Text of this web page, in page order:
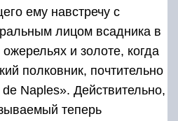
ему навстречу с
лицом всадника в
и золоте, когда
полковник, почтительно
Naples». Действительно,
теперь